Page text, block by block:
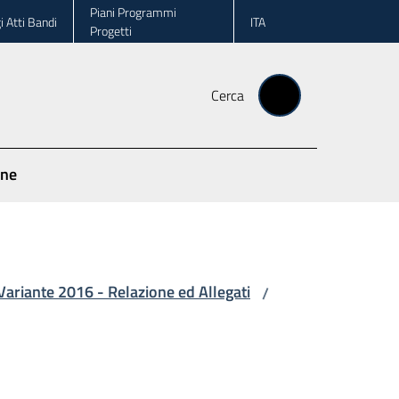
Atti Bandi
Piani Programmi
Progetti
ITA
Cerca
2016 - Relazione ed Allegati /